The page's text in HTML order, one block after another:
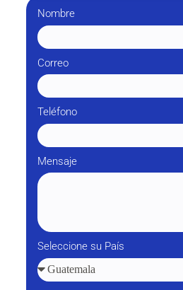
Nombre
Correo
Teléfono
Mensaje
Seleccione su País